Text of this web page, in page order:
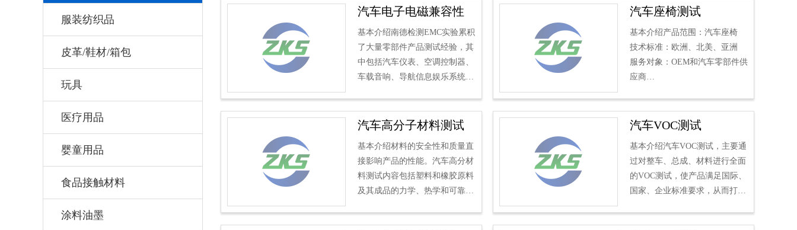
服装纺织品
皮革/鞋材/箱包
玩具
医疗用品
婴童用品
食品接触材料
涂料油墨
测试、灯具气...
一辆汽车是否...
汽车电子电磁兼容性
测试
基本介绍南德检测EMC实验累积
了大量零部件产品测试经验，其
中包括汽车仪表、空调控制器、
车载音响、导航信息娱乐系统、
汽车座椅测试
基本介绍产品范围：汽车座椅
技术标准：欧洲、北美、亚洲
服务对象：OEM和汽车零部件供
应商
人们对汽车座椅的功能性和安
汽车高分子材料测试
基本介绍材料的安全性和质量直
接影响产品的性能。汽车高分材
料测试内容包括塑料和橡胶原料
及其成品的力学、热学和可靠性
汽车VOC测试
基本介绍汽车VOC测试，主要通
过对整车、总成、材料进行全面
的VOC测试，使产品满足国际、
国家、企业标准要求，从而打造